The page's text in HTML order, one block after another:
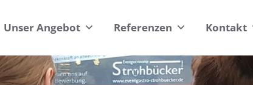
Unser Angebot Referenzen Kontakt